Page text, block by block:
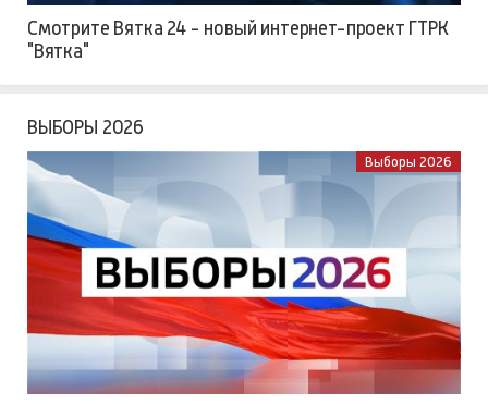
Смотрите Вятка 24 - новый интернет-проект ГТРК
"Вятка"
ВЫБОРЫ 2026
Выборы 2026